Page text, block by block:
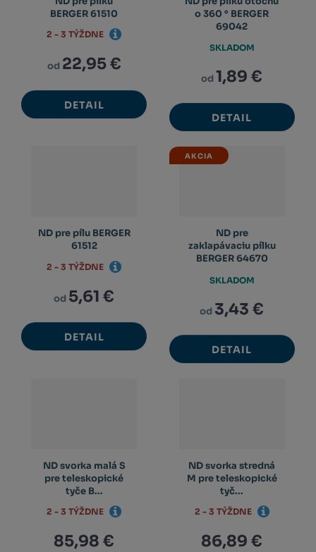
BERGER 61510
od 22,95 €
DETAIL
2 - 3 TÝŽDNE
o 360 ° BERGER
69042
od 1,89 €
DETAIL
SKLADOM
ND pre pílu BERGER
61512
od 5,61 €
DETAIL
2 - 3 TÝŽDNE
AKCIA
ND pre
zaklapávaciu pílku
BERGER 64670
od 3,43 €
DETAIL
SKLADOM
ND svorka malá S
pre teleskopické
tyče B...
85,98 €
2 - 3 TÝŽDNE
ND svorka stredná
M pre teleskopické
tyč...
86,89 €
2 - 3 TÝŽDNE